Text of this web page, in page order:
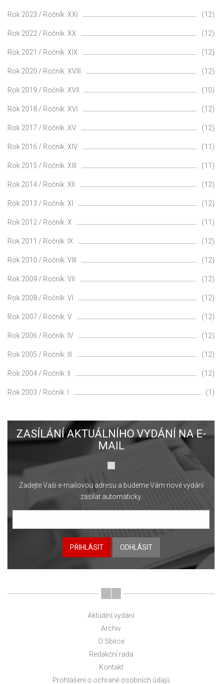
Rok 2023 / Ročník: XXI (12)
Rok 2022 / Ročník: XX (12)
Rok 2021 / Ročník: XIX (12)
Rok 2020 / Ročník: XVIII (12)
Rok 2019 / Ročník: XVII (10)
Rok 2018 / Ročník: XVI (12)
Rok 2017 / Ročník: XV (12)
Rok 2016 / Ročník: XIV (11)
Rok 2015 / Ročník: XIII (11)
Rok 2014 / Ročník: XII (12)
Rok 2013 / Ročník: XI (12)
Rok 2012 / Ročník: X (11)
Rok 2011 / Ročník: IX (12)
Rok 2010 / Ročník: VIII (12)
Rok 2009 / Ročník: VII (12)
Rok 2008 / Ročník: VI (12)
Rok 2007 / Ročník: V (12)
Rok 2006 / Ročník: IV (12)
Rok 2005 / Ročník: III (12)
Rok 2004 / Ročník: II (12)
Rok 2003 / Ročník: I (1)
ZASÍLÁNÍ AKTUÁLNÍHO VYDÁNÍ NA E-
MAIL
Zadejte Vaši e-mailovou adresu a budeme Vám nové vydání
zasílat automaticky.
PŘIHLÁSIT ODHLÁSIT
Aktuální vydání
Archiv
O Sbírce
Redakční rada
Kontakt
Prohlášení o ochraně osobních údajů